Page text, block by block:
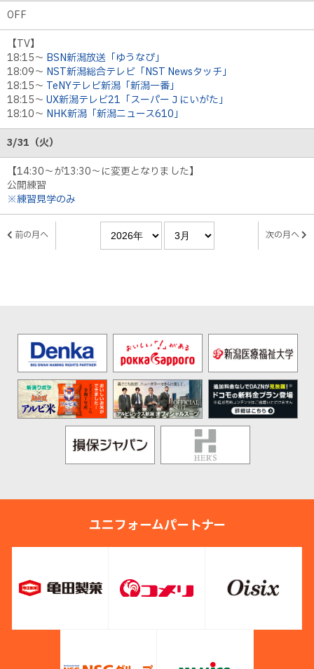
OFF
【TV】
18:15～ BSN新潟放送「ゆうなび」
18:09～ NST新潟総合テレビ「NST Newsタッチ」
18:15～ TeNYテレビ新潟「新潟一番」
18:15～ UX新潟テレビ21「スーパーＪにいがた」
18:10～ NHK新潟「新潟ニュース610」
3/31（火）
【14:30〜が13:30〜に変更となりました】
公開練習
※練習見学のみ
前の月へ 次の月へ
ユニフォームパートナー